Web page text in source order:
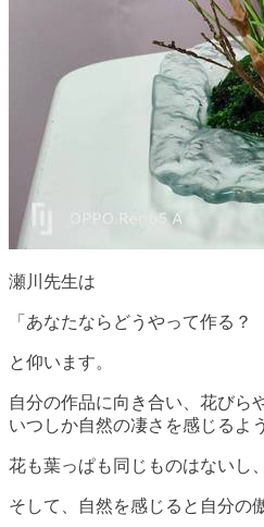
瀬川先生は
「あなたならどうやって作る
と仰います。
自分の作品に向き合い、花びら
いつしか自然の凄さを感じるよ
花も葉っぱも同じものはないし
そして、自然を感じると自分の